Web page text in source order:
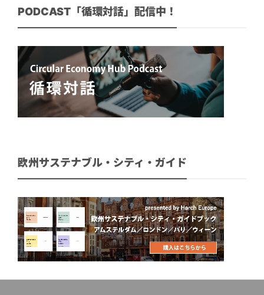
PODCAST「循環対話」配信中！
欧州サステナブル・シティ・ガイド